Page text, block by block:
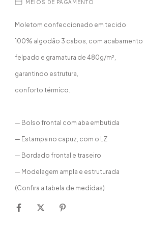
MEIOS DE PAGAMENTO
Moletom confeccionado em tecido
100% algodão 3 cabos, com acabamento
felpado e gramatura de 480g/m²,
garantindo estrutura,
conforto térmico.
— Bolso frontal com aba embutida
— Estampa no capuz, com o LZ
— Bordado frontal e traseiro
— Modelagem ampla e estruturada
(Confira a tabela de medidas)